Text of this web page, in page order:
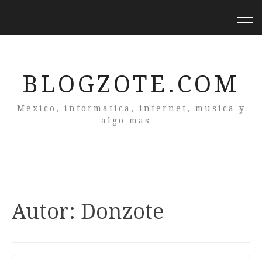
BLOGZOTE.COM
Mexico, informatica, internet, musica y
algo mas…
Autor: Donzote